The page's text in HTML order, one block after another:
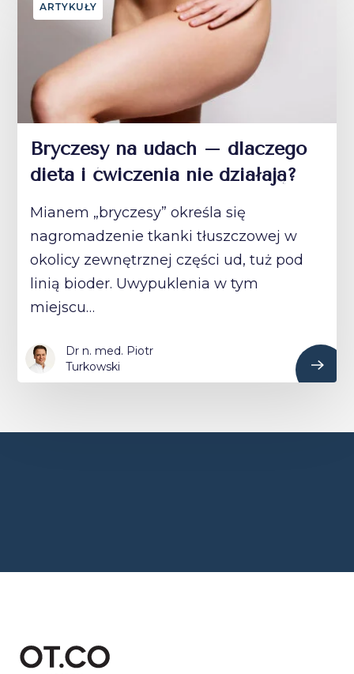
ARTYKUŁY
Bryczesy na udach – dlaczego
dieta i ćwiczenia nie działają?
Mianem „bryczesy” określa się
nagromadzenie tkanki tłuszczowej w
okolicy zewnętrznej części ud, tuż pod
linią bioder. Uwypuklenia w tym
miejscu…
Dr n. med. Piotr
Turkowski